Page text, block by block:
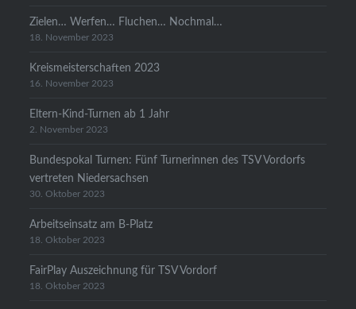
Zielen… Werfen… Fluchen… Nochmal…
18. November 2023
Kreismeisterschaften 2023
16. November 2023
Eltern-Kind-Turnen ab 1 Jahr
2. November 2023
Bundespokal Turnen: Fünf Turnerinnen des TSV Vordorfs
vertreten Niedersachsen
30. Oktober 2023
Arbeitseinsatz am B-Platz
18. Oktober 2023
FairPlay Auszeichnung für TSV Vordorf
18. Oktober 2023